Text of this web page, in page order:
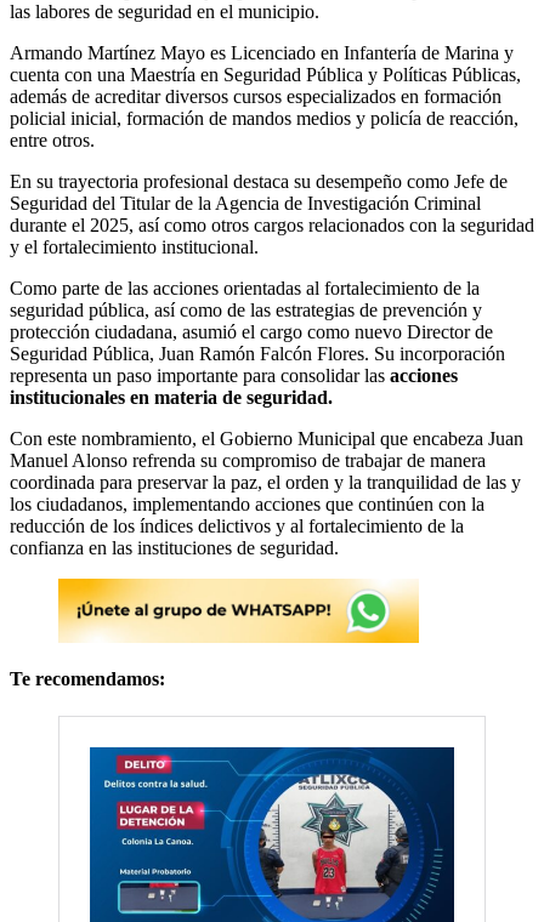
las labores de seguridad en el municipio.
Armando Martínez Mayo es Licenciado en Infantería de Marina y
cuenta con una Maestría en Seguridad Pública y Políticas Públicas,
además de acreditar diversos cursos especializados en formación
policial inicial, formación de mandos medios y policía de reacción,
entre otros.
En su trayectoria profesional destaca su desempeño como Jefe de
Seguridad del Titular de la Agencia de Investigación Criminal
durante el 2025, así como otros cargos relacionados con la seguridad
y el fortalecimiento institucional.
Como parte de las acciones orientadas al fortalecimiento de la
seguridad pública, así como de las estrategias de prevención y
protección ciudadana, asumió el cargo como nuevo Director de
Seguridad Pública, Juan Ramón Falcón Flores. Su incorporación
representa un paso importante para consolidar las acciones
institucionales en materia de seguridad.
Con este nombramiento, el Gobierno Municipal que encabeza Juan
Manuel Alonso refrenda su compromiso de trabajar de manera
coordinada para preservar la paz, el orden y la tranquilidad de las y
los ciudadanos, implementando acciones que continúen con la
reducción de los índices delictivos y al fortalecimiento de la
confianza en las instituciones de seguridad.
Te recomendamos: